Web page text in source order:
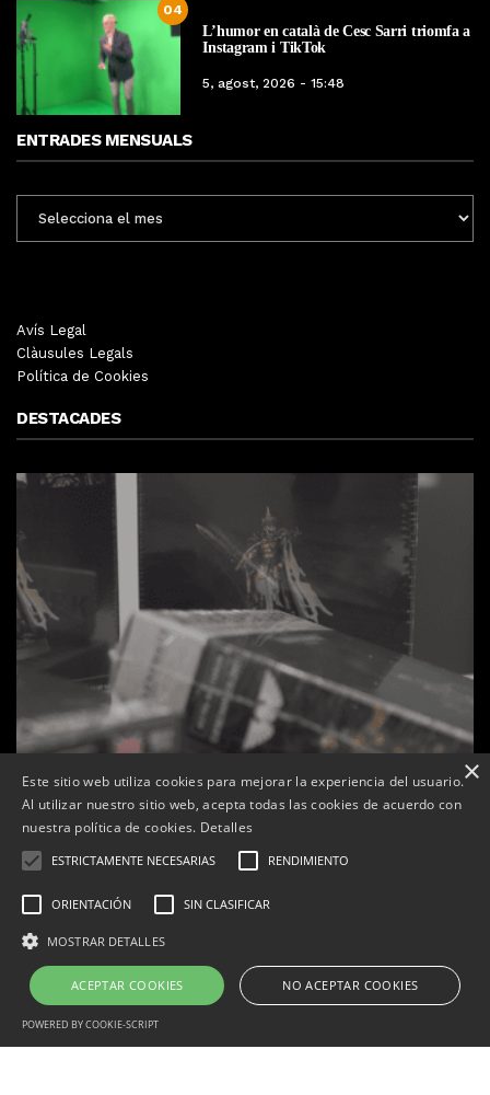
04
L’humor en català de Cesc Sarri triomfa a
Instagram i TikTok
5, agost, 2026 - 15:48
ENTRADES MENSUALS
MENSUALS
Avís Legal
Clàusules Legals
Política de Cookies
DESTACADES
de referència de Warhammer a Lleida
Per Tàrrega Televisió
Correu electrònic:info@tarrega.tv
×
Este sitio web utiliza cookies para mejorar la experiencia del usuario.
Al utilizar nuestro sitio web, acepta todas las cookies de acuerdo con
nuestra política de cookies. Detalles
ESTRICTAMENTE NECESARIAS RENDIMIENTO
ORIENTACIÓN SIN CLASIFICAR
MOSTRAR DETALLES
ACEPTAR COOKIES NO ACEPTAR COOKIES
POWERED BY COOKIE-SCRIPT